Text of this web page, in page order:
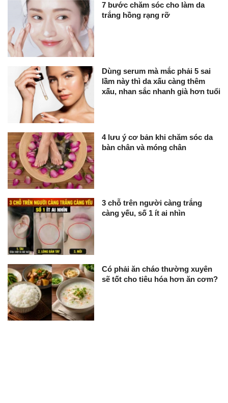
7 bước chăm sóc cho làm da
trắng hồng rạng rỡ
Dùng serum mà mắc phải 5 sai
lầm này thì da xấu càng thêm
xấu, nhan sắc nhanh già hơn tuổi
4 lưu ý cơ bản khi chăm sóc da
bàn chân và móng chân
3 chỗ trên người càng trắng
càng yếu, số 1 ít ai nhìn
Có phải ăn cháo thường xuyên
sẽ tốt cho tiêu hóa hơn ăn cơm?